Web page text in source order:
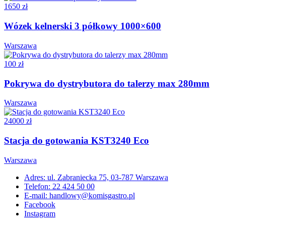
1650 zł
Wózek kelnerski 3 półkowy 1000×600
Warszawa
100 zł
Pokrywa do dystrybutora do talerzy max 280mm
Warszawa
24000 zł
Stacja do gotowania KST3240 Eco
Warszawa
Adres: ul. Zabraniecka 75, 03-787 Warszawa
Telefon: 22 424 50 00
E-mail: handlowy@komisgastro.pl
Facebook
Instagram